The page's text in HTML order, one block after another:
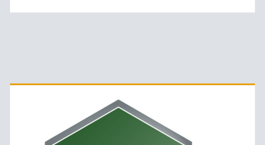
Primäre
Sidebar